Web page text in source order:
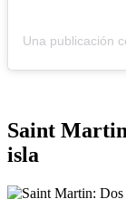
Saint
isla